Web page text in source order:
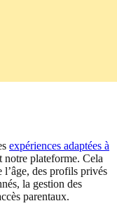
expériences adaptées à
notre plateforme. Cela
des profils privés
la gestion des
parentaux.